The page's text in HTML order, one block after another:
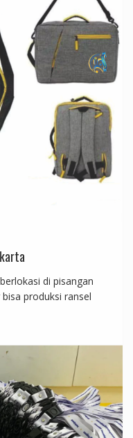
di pisangan
produksi ransel